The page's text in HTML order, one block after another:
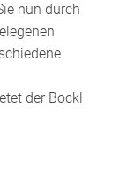
nun durch
der Bockl